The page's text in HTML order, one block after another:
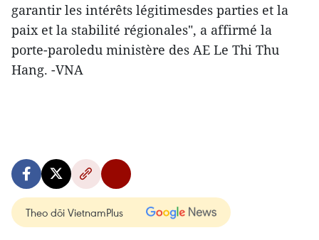
garantir les intérêts légitimesdes parties et la
paix et la stabilité régionales", a affirmé la
porte-paroledu ministère des AE Le Thi Thu
Hang. -VNA
Theo dõi VietnamPlus